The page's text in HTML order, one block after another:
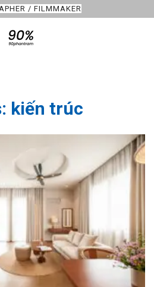
/ FILMMAKER
kiến trúc